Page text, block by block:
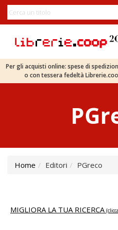
Per gli acquisti online: spese di
o con tessera fedeltà
Home Editori PGreco
MIGLIORA LA TUA RICERCA